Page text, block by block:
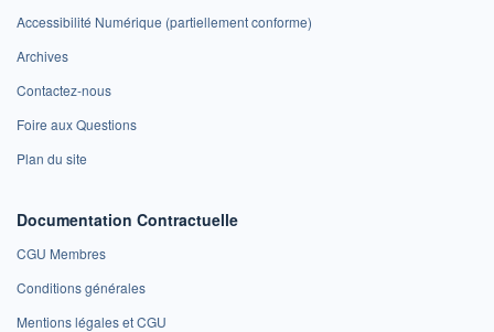
Accessibilité Numérique (partiellement conforme)
Archives
Contactez-nous
Foire aux Questions
Plan du site
Documentation Contractuelle
CGU Membres
Conditions générales
Mentions légales et CGU